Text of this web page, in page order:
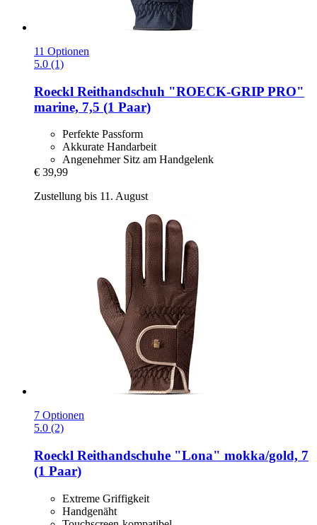
11 Optionen
5.0 (1)
Roeckl Reithandschuh "ROECK-​GRIP PRO"
marine, 7,5 (1 Paar)
Perfekte Passform
Akkurate Handarbeit
Angenehmer Sitz am Handgelenk
€ 39,99
Zustellung bis 11. August
7 Optionen
5.0 (2)
Roeckl Reithandschuhe "Lona" mokka/gold, 7
(1 Paar)
Extreme Griffigkeit
Handgenäht